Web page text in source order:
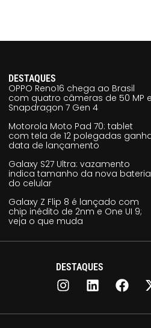
DESTAQUES
OPPO Reno16 chega ao Brasil
com quatro câmeras de 50 MP e
Snapdragon 7 Gen 4
Motorola Moto Pad 70: tablet
com tela de 12 polegadas
data de lançamento
Galaxy S27 Ultra: vazamento
indica tamanho da nova bateria
do celular
Galaxy Z Flip 8 é lançado com
chip inédito de 2nm e One UI 9;
veja o que muda
DESTAQUES